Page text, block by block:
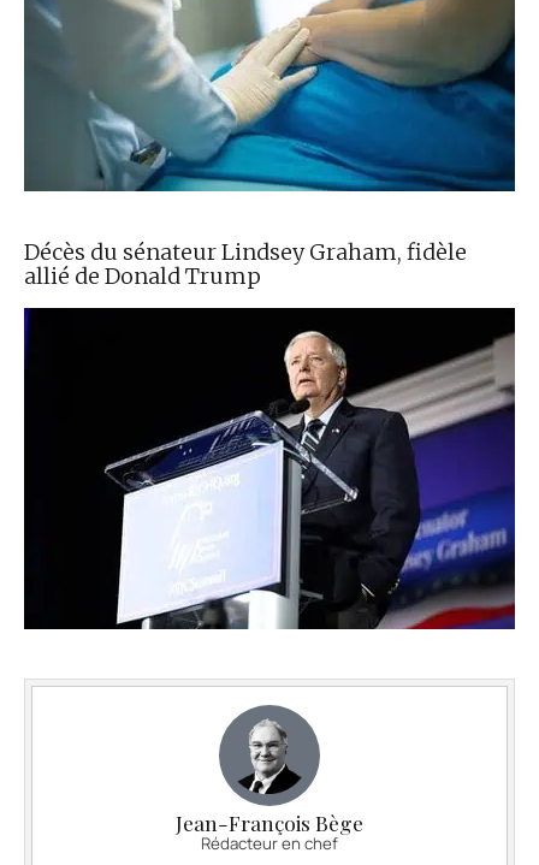
Décès du sénateur Lindsey Graham, fidèle
allié de Donald Trump
Jean-François Bège
Rédacteur en chef